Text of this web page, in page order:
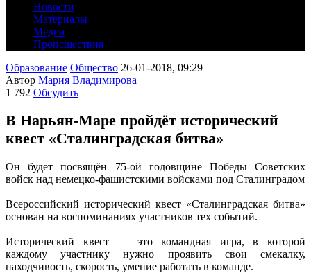
Новости
Материалы
Медиа
Происшествия
Образование Общество 26-01-2018, 09:29
Автор Мария Владимирова
1 792 Обсудить
В Нарьян-Маре пройдёт исторический
квест «Сталинградская битва»
Он будет посвящён 75-ой годовщине Победы Советских
войск над немецко-фашистскими войсками под Сталинградом
Всероссийский исторический квест «Сталинградская битва»
основан на воспоминаниях участников тех событий.
Исторический квест — это командная игра, в которой
каждому участнику нужно проявить свои смекалку,
находчивость, скорость, умение работать в команде.